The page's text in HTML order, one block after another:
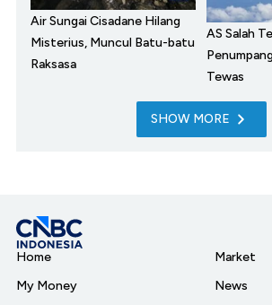
Air Sungai Cisadane Hilang
Misterius, Muncul Batu-batu
Raksasa
AS Salah
Tewas
SHOW MORE
Home
My Money
Market
News